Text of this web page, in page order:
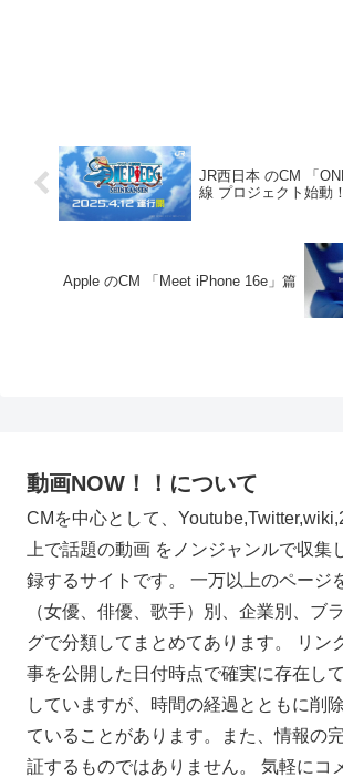
JR西日本 のCM 「
線 プロジェクト始動
Apple のCM 「Meet iPhone 16e」篇
動画NOW！！について
CMを中心として、
上で話題の動画 をノンジャンルで収集
録するサイトです。 一万以上のページ
（女優、俳優、歌手）別、企業別、ブ
グで分類してまとめてあります。 リン
事を公開した日付時点で確実に存在し
していますが、時間の経過とともに削
ていることがあります。また、情報の
証するものではありません。 気軽にコ